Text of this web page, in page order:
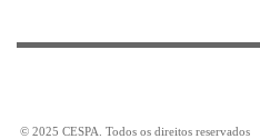
© 2025 CESPA . Todos os direitos reservados